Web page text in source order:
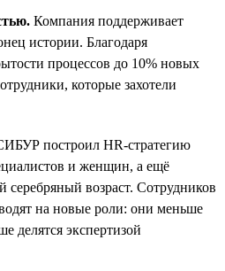
Компания поддерживает
истории. Благодаря
процессов до 10% новых
которые захотели
построил HR-стратегию
и женщин, а ещё
серебряный возраст. Сотрудников
на новые роли: они меньше
делятся экспертизой